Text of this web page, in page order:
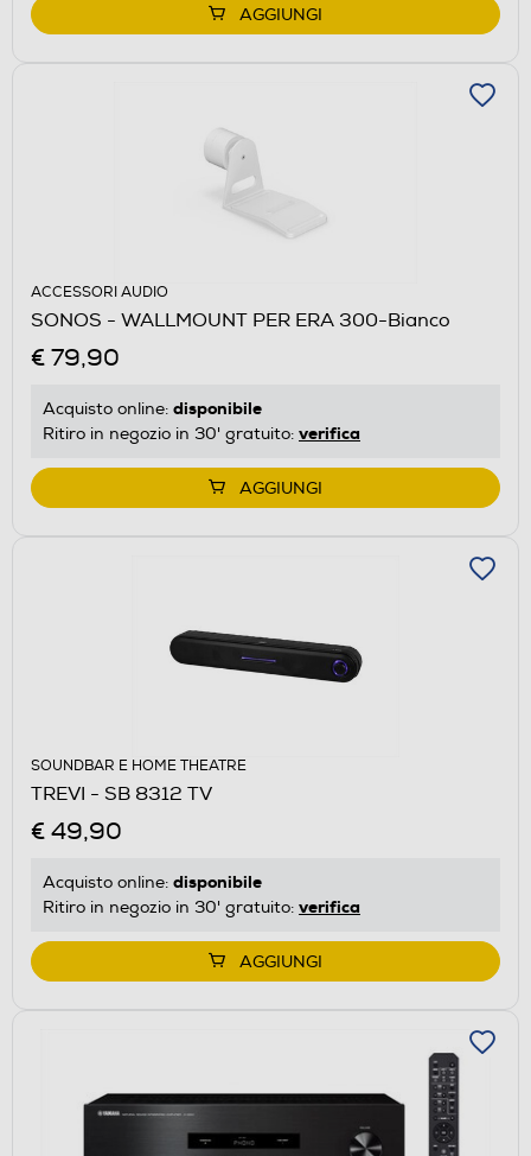
AGGIUNGI
ACCESSORI AUDIO
SONOS - WALLMOUNT PER ERA 300-Bianco
€ 79,90
Acquisto online: disponibile
Ritiro in negozio in 30' gratuito: verifica
AGGIUNGI
SOUNDBAR E HOME THEATRE
TREVI - SB 8312 TV
€ 49,90
Acquisto online: disponibile
Ritiro in negozio in 30' gratuito: verifica
AGGIUNGI